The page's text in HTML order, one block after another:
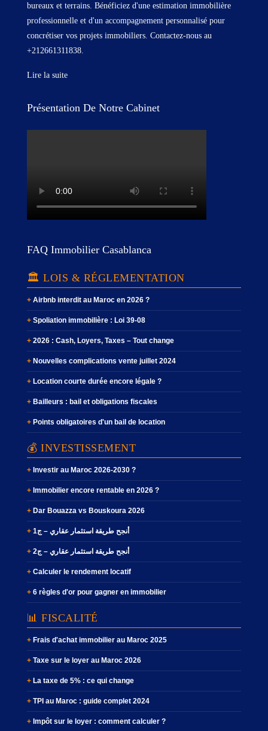
bureaux et terrains. Bénéficiez d'une estimation immobilière
professionnelle et d'un accompagnement personnalisé pour
concrétiser vos projets immobiliers. Contactez-nous au
+212661311838.
Lire la suite
Présentation De Notre Cabinet
FAQ Immobilier Casablanca
🏛️ LOIS & RÉGLEMENTATION
Airbnb interdit au Maroc en 2026 ?
Spoliation immobilière : Loi 39-08
2026 : Cash, Loyers, Taxes – Tout change
Nouvelles complications vente juillet 2024
Location courte durée encore légale ?
Bailleurs : bail et obligations fiscales
Points obligatoires d'un bail de location
💰 INVESTISSEMENT
Investir au Maroc 2026-2030 ?
Immobilier encore rentable en 2026 ?
Dar Bouazza vs Bouskoura 2026
أنجح طريقة استثمار عقاري – ج1
أنجح طريقة استثمار عقاري – ج2
Calculer le rendement locatif
6 règles d'or pour gagner en immobilier
📊 FISCALITÉ
Frais d'achat immobilier au Maroc 2025
Taxe sur le loyer au Maroc 2026
La taxe de 5% : ce qui change
TPI au Maroc : guide complet 2024
Impôt sur le loyer : comment calculer ?